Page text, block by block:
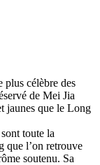
célèbre des
de Mei Jia
jaunes que le Long
toute la
que l’on retrouve
soutenu. Sa